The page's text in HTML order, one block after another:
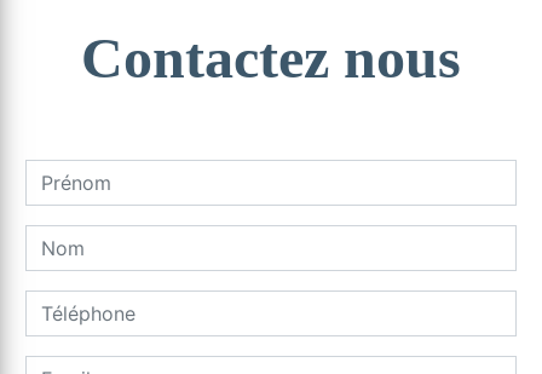
Contactez nous